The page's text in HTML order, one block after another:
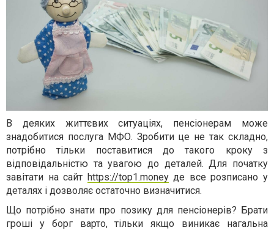
В деяких життєвих ситуаціях, пенсіонерам може
знадобитися послуга МФО. Зробити це не так складно,
потрібно тільки поставитися до такого кроку з
відповідальністю та увагою до деталей. Для початку
завітати на сайт https://top1.moneyде все розписано у
деталях і дозволяє остаточно визначитися.
Що потрібно знати про позику для пенсіонерів? Брати
гроші у борг варто, тільки якщо виникає нагальна